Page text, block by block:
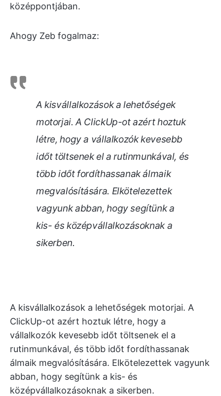
középpontjában.
Ahogy Zeb fogalmaz:
A kisvállalkozások a lehetőségek
motorjai. A ClickUp-ot azért hoztuk
létre, hogy a vállalkozók kevesebb
időt töltsenek el a rutinmunkával, és
több időt fordíthassanak álmaik
megvalósítására. Elkötelezettek
vagyunk abban, hogy segítünk a
kis- és középvállalkozásoknak a
sikerben.
A kisvállalkozások a lehetőségek motorjai. A
ClickUp-ot azért hoztuk létre, hogy a
vállalkozók kevesebb időt töltsenek el a
rutinmunkával, és több időt fordíthassanak
álmaik megvalósítására. Elkötelezettek vagyunk
abban, hogy segítünk a kis- és
középvállalkozásoknak a sikerben.